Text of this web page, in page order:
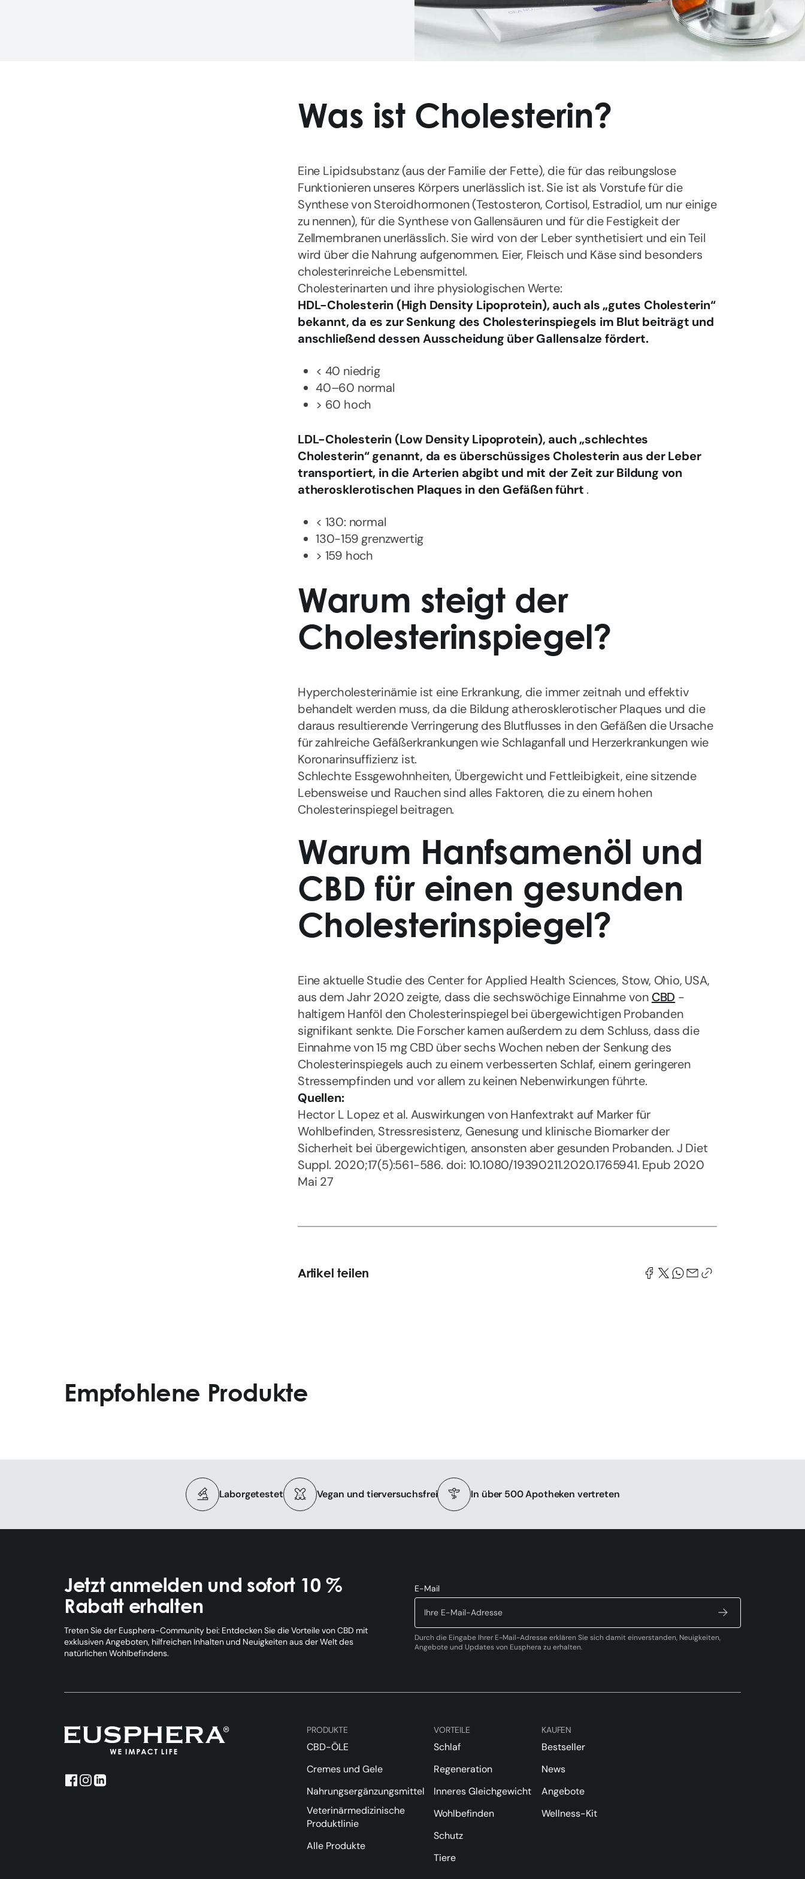
Was ist Cholesterin?
Eine Lipidsubstanz (aus der Familie der Fette), die für das reibungslose
Funktionieren unseres Körpers unerlässlich ist. Sie ist als Vorstufe für die
Synthese von Steroidhormonen (Testosteron, Cortisol, Estradiol, um nur einige
zu nennen), für die Synthese von Gallensäuren und für die Festigkeit der
Zellmembranen unerlässlich. Sie wird von der Leber synthetisiert und ein Teil
wird über die Nahrung aufgenommen. Eier, Fleisch und Käse sind besonders
cholesterinreiche Lebensmittel.
Cholesterinarten und ihre physiologischen Werte:
HDL-Cholesterin (High Density Lipoprotein), auch als „gutes Cholesterin“
bekannt, da es zur Senkung des Cholesterinspiegels im Blut beiträgt und
anschließend dessen Ausscheidung über Gallensalze fördert.
< 40 niedrig
40–60 normal
> 60 hoch
LDL-Cholesterin (Low Density Lipoprotein), auch „schlechtes
Cholesterin“ genannt, da es überschüssiges Cholesterin aus der Leber
transportiert, in die Arterien abgibt und mit der Zeit zur Bildung von
atherosklerotischen Plaques in den Gefäßen führt .
< 130: normal
130-159 grenzwertig
> 159 hoch
Warum steigt der
Cholesterinspiegel?
Hypercholesterinämie ist eine Erkrankung, die immer zeitnah und effektiv
behandelt werden muss, da die Bildung atherosklerotischer Plaques und die
daraus resultierende Verringerung des Blutflusses in den Gefäßen die Ursache
für zahlreiche Gefäßerkrankungen wie Schlaganfall und Herzerkrankungen wie
Koronarinsuffizienz ist.
Schlechte Essgewohnheiten, Übergewicht und Fettleibigkeit, eine sitzende
Lebensweise und Rauchen sind alles Faktoren, die zu einem hohen
Cholesterinspiegel beitragen.
Warum Hanfsamenöl und
CBD für einen gesunden
Cholesterinspiegel?
Eine aktuelle Studie des Center for Applied Health Sciences, Stow, Ohio, USA,
aus dem Jahr 2020 zeigte, dass die sechswöchige Einnahme von CBD -
haltigem Hanföl den Cholesterinspiegel bei übergewichtigen Probanden
signifikant senkte. Die Forscher kamen außerdem zu dem Schluss, dass die
Einnahme von 15 mg CBD über sechs Wochen neben der Senkung des
Cholesterinspiegels auch zu einem verbesserten Schlaf, einem geringeren
Stressempfinden und vor allem zu keinen Nebenwirkungen führte.
Quellen:
Hector L Lopez et al. Auswirkungen von Hanfextrakt auf Marker für
Wohlbefinden, Stressresistenz, Genesung und klinische Biomarker der
Sicherheit bei übergewichtigen, ansonsten aber gesunden Probanden. J Diet
Suppl. 2020;17(5):561-586. doi: 10.1080/19390211.2020.1765941. Epub 2020
Mai 27
Artikel teilen
Empfohlene Produkte
Laborgetestet Vegan und tierversuchsfrei In über 500 Apotheken vertreten
Jetzt anmelden und sofort 10 %
Rabatt erhalten
Treten Sie der Eusphera-Community bei: Entdecken Sie die Vorteile von CBD mit
exklusiven Angeboten, hilfreichen Inhalten und Neuigkeiten aus der Welt des
natürlichen Wohlbefindens.
E-Mail
Durch die Eingabe Ihrer E-Mail-Adresse erklären Sie sich damit einverstanden, Neuigkeiten,
Angebote und Updates von Eusphera zu erhalten.
PRODUKTE
CBD-ÖLE
Cremes und Gele
Nahrungsergänzungsmittel
Veterinärmedizinische
Produktlinie
Alle Produkte
VORTEILE
Schlaf
Regeneration
Inneres Gleichgewicht
Wohlbefinden
Schutz
Tiere
KAUFEN
Bestseller
News
Angebote
Wellness-Kit